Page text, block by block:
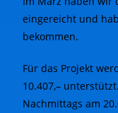
eingereicht und
bekommen.
Für das Projekt
10.407,–
Nachmittags am